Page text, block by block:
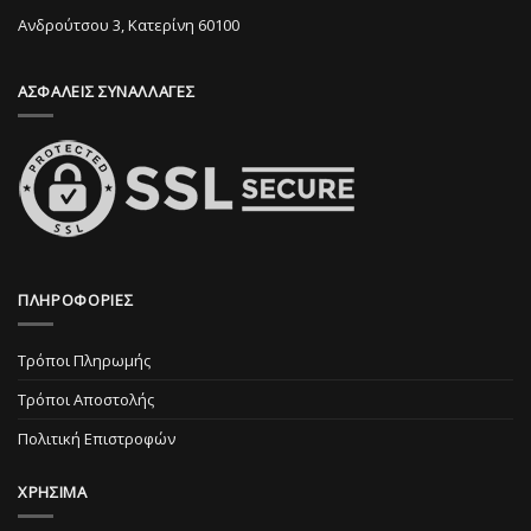
στη
προϊόντος
Ανδρούτσου 3, Κατερίνη 60100
ΑΣΦΑΛΕΙΣ ΣΥΝΑΛΛΑΓΕΣ
ΠΛΗΡΟΦΟΡΙΕΣ
Τρόποι Πληρωμής
Τρόποι Αποστολής
Πολιτική Επιστροφών
ΧΡΗΣΙΜΑ